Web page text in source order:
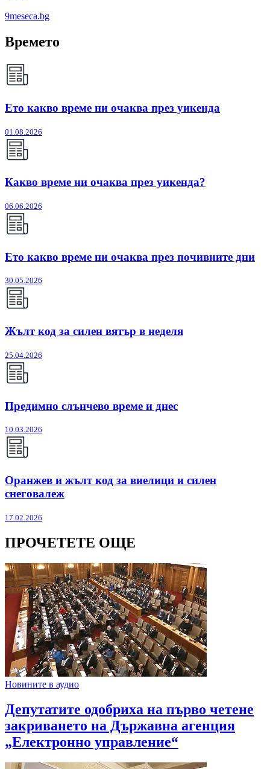
9meseca.bg
Времето
Ето какво време ни очаква през уикенда
01.08.2026
Какво време ни очаква през уикенда?
06.06.2026
Ето какво време ни очаква през почивните дни
30.05.2026
Жълт код за силен вятър в неделя
25.04.2026
Предимно слънчево време и днес
10.03.2026
Оранжев и жълт код за виелици и силен
снеговалеж
17.02.2026
ПРОЧЕТЕТЕ ОЩЕ
Новините в аудио
Депутатите одобриха на първо четене
закриването на Държавна агенция
„Електронно управление“